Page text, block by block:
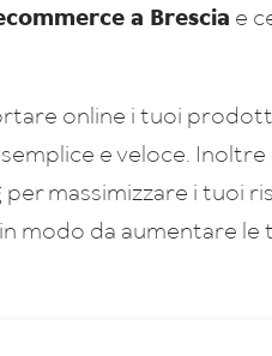
a Brescia e
online i tuoi
e veloce.
massimizzare i tuoi
modo da aumentare le